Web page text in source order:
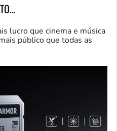
lucro que cinema e música
público que todas as